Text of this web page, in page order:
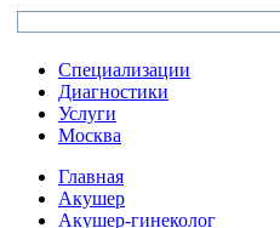
Специализации
Диагностики
Услуги
Москва
Главная
Акушер
Акушер-гинеколог